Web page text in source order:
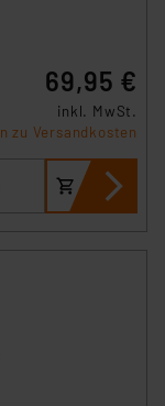
69,95 €
inkl. MwSt.
zu Versandkosten